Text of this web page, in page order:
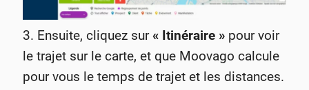
3. Ensuite, cliquez sur « Itinéraire » pour voir
le trajet sur le carte, et que Moovago calcule
pour vous le temps de trajet et les distances.